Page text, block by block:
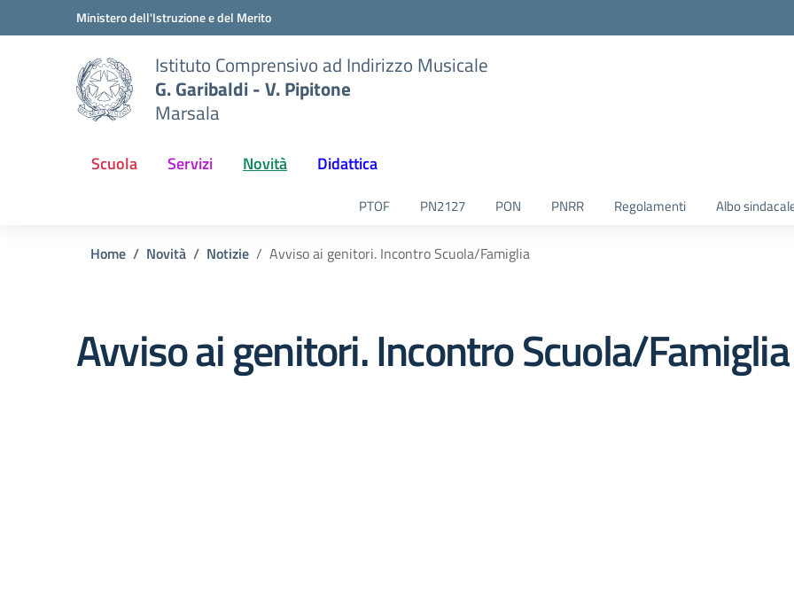
Vai ai contenuti
Vai al menu di navigazioneMinistero dell'Istruzione e del Merito
Istituto Comprensivo ad Indirizzo Musicale
G. Garibaldi - V. Pipitone
Marsala
Scuola Servizi Novità Didattica
PTOF PN2127 PON PNRR Regolamenti Albo
Home Novità Notizie Avviso ai genitori. Incontro Scuola/Famiglia
Avviso ai genitori. Incontro Scuola/Famiglia